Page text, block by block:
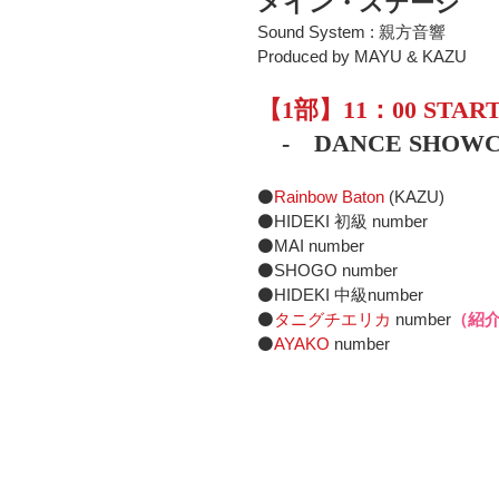
Sound System : 親方音響
Produced by MAYU & KAZU
【1部】11：00
-　DANCE
⚫Rainbow Baton (KAZU)
⚫HIDEKI 初級 number
⚫MAI number
⚫SHOGO number
⚫HIDEKI 中級number
⚫タニグチエリカ number （紹
⚫AYAKO number